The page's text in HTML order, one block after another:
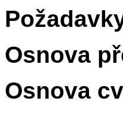
Osnova
Osnova